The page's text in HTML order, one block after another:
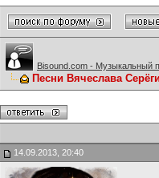
Bisound.com - Музыкальный
Песни Вячеслава
14.09.2013, 20:40